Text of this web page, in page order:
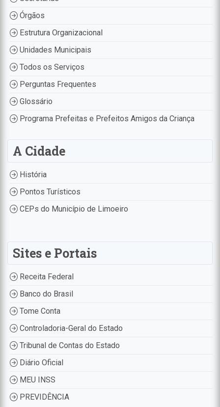
Órgãos
Estrutura Organizacional
Unidades Municipais
Todos os Serviços
Perguntas Frequentes
Glossário
Programa Prefeitas e Prefeitos Amigos da Criança
A Cidade
História
Pontos Turísticos
CEPs do Município de Limoeiro
Sites e Portais
Receita Federal
Banco do Brasil
Tome Conta
Controladoria-Geral do Estado
Tribunal de Contas do Estado
Diário Oficial
MEU INSS
PREVIDÊNCIA